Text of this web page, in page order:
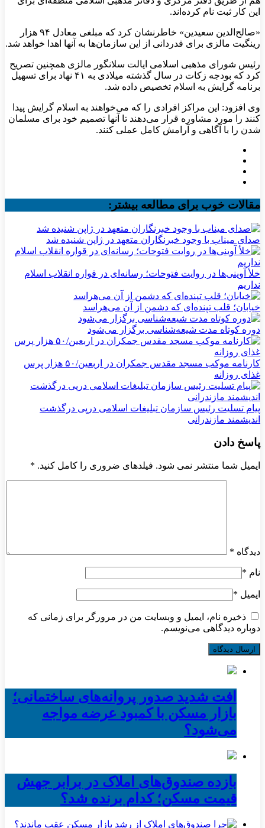
این کار ثبت نام کرده‌اند.
«صالح‌الدین سعیدین» خاطرنشان کرد که مبلغی معادل ۹۴ هزار
رینگیت مالزی برای قدردانی از این سازمان‌ها به آنها اهدا خواهد شد.
رئیس شورای مذهبی اسلامی ایالت سلانگور مالزی همچنین تصریح
کرد که بودجه زکات در سال گذشته میلادی به ۴۱ نهاد برای تسهیل
برنامه گرایش به اسلام تخصیص داده شد.
وی افزود: این مراکز افرادی را که می‌خواهند به اسلام گرایش پیدا
کنند را مورد مشاوره قرار می‌دهند تا آنها تصمیم خود برای مسلمان
شدن را با آگاهی و آرامش کامل عملی کنند.
مقالات خوب برای مطالعه بیشتر:
صدای میناب با وجود خبرنگاران متعهد در ژاپن شنیده شد
خلأ آوینی‌ها در روایت فتوحات؛ رسانه‌ای در قواره انقلاب اسلام
نداریم
خیابان؛ قلب تپنده‌ای که دشمن از آن می‌هراسد
دوره کوتاه مدت شیعه‌شناسی برگزار می‌شود
کارنامه موکب مسجد مقدس جمکران در اربعین/۵۰ هزار پرس
غذای روزانه
پیام تسلیت رئیس سازمان تبلیغات اسلامی درپی درگذشت
اندیشمند مازندرانی
پاسخ دادن
ایمیل شما منتشر نمی شود. فیلدهای ضروری را کامل کنید. *
دیدگاه *
نام *
ایمیل *
ذخیره نام، ایمیل و وبسایت من در مرورگر برای زمانی که
دوباره دیدگاهی می‌نویسم.
افت شدید صدور پروانه‌های ساختمانی؛
بازار مسکن با کمبود عرضه مواجه
می‌شود؟
بازده صندوق‌های املاک در برابر جهش
قیمت مسکن؛ کدام برنده شد؟